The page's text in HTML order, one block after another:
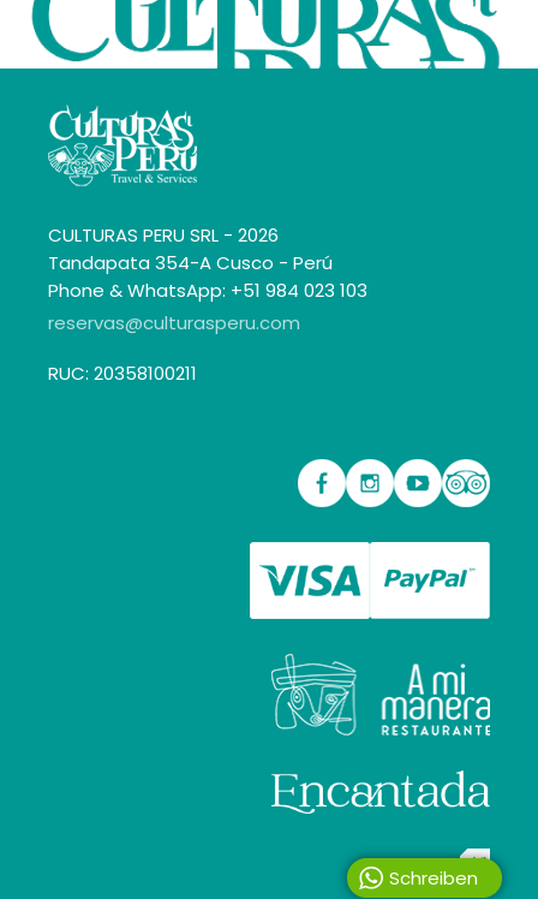
Schreiben
CULTURAS PERU SRL - 2026
Tandapata 354-A Cusco - Perú
Phone & WhatsApp: +51 984 023 103
reservas@culturasperu.com
RUC: 20358100211